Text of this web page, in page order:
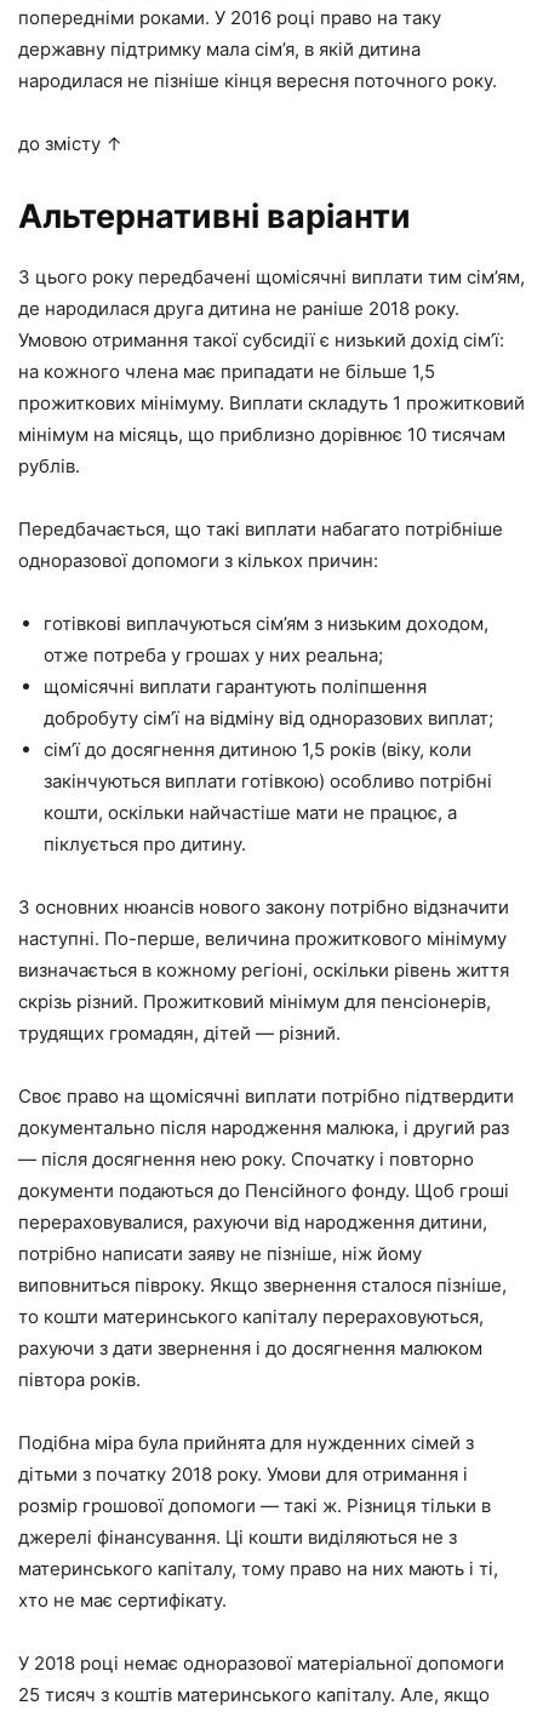
попередніми роками. У 2016 році право на таку
державну підтримку мала сім’я, в якій дитина
народилася не пізніше кінця вересня поточного року.
до змісту ↑
Альтернативні варіанти
З цього року передбачені щомісячні виплати тим сім’ям,
де народилася друга дитина не раніше 2018 року.
Умовою отримання такої субсидії є низький дохід сім’ї:
на кожного члена має припадати не більше 1,5
прожиткових мінімуму. Виплати складуть 1 прожитковий
мінімум на місяць, що приблизно дорівнює 10 тисячам
рублів.
Передбачається, що такі виплати набагато потрібніше
одноразової допомоги з кількох причин:
готівкові виплачуються сім’ям з низьким доходом,
отже потреба у грошах у них реальна;
щомісячні виплати гарантують поліпшення
добробуту сім’ї на відміну від одноразових виплат;
сім’ї до досягнення дитиною 1,5 років (віку, коли
закінчуються виплати готівкою) особливо потрібні
кошти, оскільки найчастіше мати не працює, а
піклується про дитину.
З основних нюансів нового закону потрібно відзначити
наступні. По-перше, величина прожиткового мінімуму
визначається в кожному регіоні, оскільки рівень життя
скрізь різний. Прожитковий мінімум для пенсіонерів,
трудящих громадян, дітей — різний.
Своє право на щомісячні виплати потрібно підтвердити
документально після народження малюка, і другий раз
— після досягнення нею року. Спочатку і повторно
документи подаються до Пенсійного фонду. Щоб гроші
перераховувалися, рахуючи від народження дитини,
потрібно написати заяву не пізніше, ніж йому
виповниться півроку. Якщо звернення сталося пізніше,
то кошти материнського капіталу перераховуються,
рахуючи з дати звернення і до досягнення малюком
півтора років.
Подібна міра була прийнята для нужденних сімей з
дітьми з початку 2018 року. Умови для отримання і
розмір грошової допомоги — такі ж. Різниця тільки в
джерелі фінансування. Ці кошти виділяються не з
материнського капіталу, тому право на них мають і ті,
хто не має сертифікату.
У 2018 році немає одноразової матеріальної допомоги
25 тисяч з коштів материнського капіталу. Але, якщо